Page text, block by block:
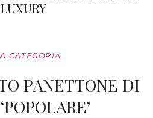
CATEGORIA
PANETTONE DI